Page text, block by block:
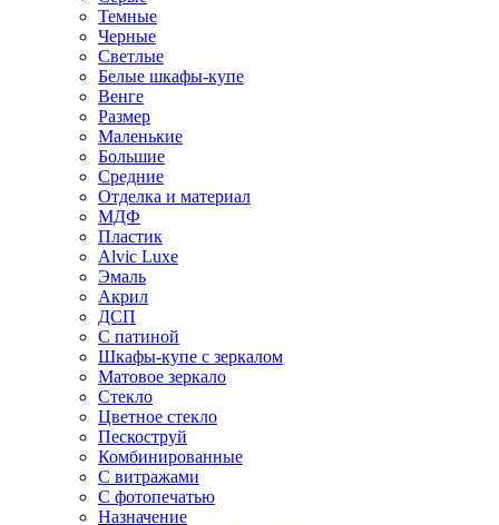
Темные
Черные
Светлые
Белые шкафы-купе
Венге
Размер
Маленькие
Большие
Средние
Отделка и материал
МДФ
Пластик
Alvic Luxe
Эмаль
Акрил
ДСП
С патиной
Шкафы-купе с зеркалом
Матовое зеркало
Стекло
Цветное стекло
Пескоструй
Комбинированные
С витражами
С фотопечатью
Назначение